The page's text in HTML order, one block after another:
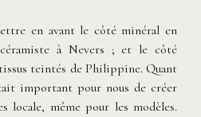
en avant le côté minéral en
à Nevers ; et le côté
teintés de Philippine. Quant
important pour nous de créer
locale, même pour les modèles.